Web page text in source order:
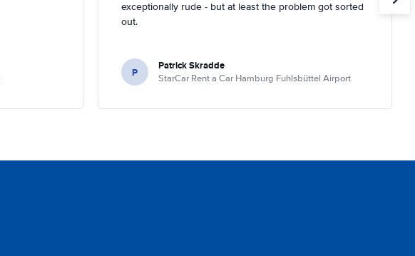
exceptionally rude - but at least the problem got sorted
out.
P Patrick Skradde
StarCar Rent a Car Hamburg Fuhlsbüttel Airport